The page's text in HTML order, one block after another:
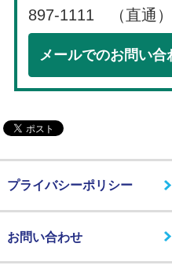
897-1111 （直通
メールでのお問い合
プライバシーポリシー
お問い合わせ